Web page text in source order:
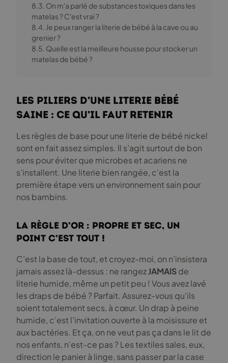
8.3. On m'a parlé de substances toxiques dans les
matelas ? C'est vrai ?
8.4. Je peux ranger la literie de bébé à la cave ou au
grenier ?
8.5. Quelle est la meilleure housse pour stocker un
matelas de bébé ?
Les piliers d’une literie bébé
saine : Ce qu’il faut retenir
Les règles de base pour une literie de bébé nickel
sont en fait assez simples. Il s’agit surtout de bon
sens pour éviter que microbes et acariens ne
s’installent. Une literie bien rangée, c’est la
première étape vers un environnement sain pour
nos bambins.
La règle d’or : Propre et sec, un
point c’est tout !
C’est la base de tout, et croyez-moi, on n’insistera
jamais assez là-dessus : ne rangezJAMAISde
literie humide, même un petit peu ! Vous avez lavé
les draps de bébé ? Parfait. Assurez-vous qu’ils
soient totalement secs, à cœur. Un drap à peine
humide, c’est l’invitation ouverte à la moisissure et
aux bactéries. Et ça, on ne veut pas ça dans le lit de
nos enfants, n’est-ce pas ? Les textiles sales, eux,
direction le panier à linge, sans passer par la case